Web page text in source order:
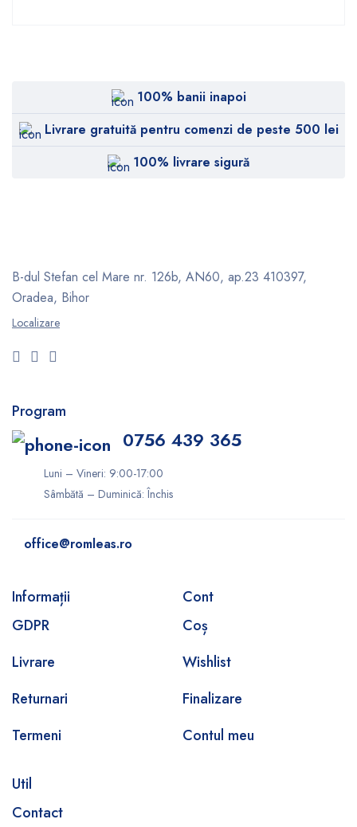
100% banii inapoi
Livrare gratuită pentru comenzi de peste 500 lei
100% livrare sigură
B-dul Stefan cel Mare nr. 126b, AN60, ap.23 410397,
Oradea, Bihor
Localizare
Program
0756 439 365
Luni – Vineri: 9:00-17:00
Sâmbătă – Duminică: Închis
office@romleas.ro
Informații
GDPR
Livrare
Returnari
Termeni
Cont
Coș
Wishlist
Finalizare
Contul meu
Util
Contact